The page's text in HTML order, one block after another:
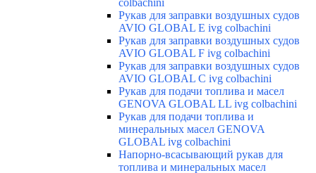
Рукав для заправки воздушных судов
AVIO GLOBAL E ivg colbachini
Рукав для заправки воздушных судов
AVIO GLOBAL F ivg colbachini
Рукав для заправки воздушных судов
AVIO GLOBAL C ivg colbachini
Рукав для подачи топлива и масел
GENOVA GLOBAL LL ivg colbachini
Рукав для подачи топлива и
минеральных масел GENOVA
GLOBAL ivg colbachini
Напорно-всасывающий рукав для
топлива и минеральных масел